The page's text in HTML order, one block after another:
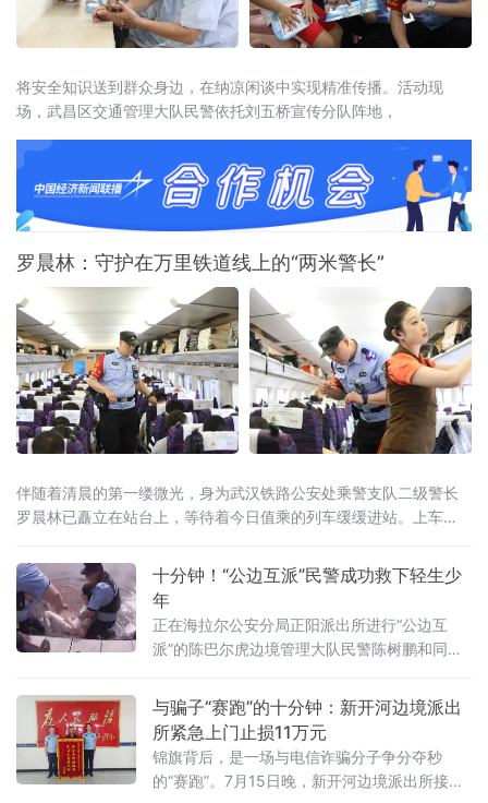
将安全知识送到群众身边，在纳凉闲谈中实现精准传播。活动现
场，武昌区交通管理大队民警依托刘五桥宣传分队阵地，
罗晨林：守护在万里铁道线上的“两米警长”
伴随着清晨的第一缕微光，身为武汉铁路公安处乘警支队二级警长
罗晨林已矗立在站台上，等待着今日值乘的列车缓缓进站。上车
进行工作对接......忙完这一切，他便在车头处立岗，而他两米的身高
让旁边的动车组列
十分钟！“公边互派”民警成功救下轻生少
年
正在海拉尔公安分局正阳派出所进行“公边互
派”的陈巴尔虎边境管理大队民警陈树鹏和同
紧急转接警：一名少年在河边打来电话，言语
间满是轻生念头，但具体位置无法确定。随
后，派出所迅速分组行动。一组调取沿河监控
进行人脸比对，另一组沿河岸线展开地毯式搜
寻，陈树鹏则拨通少年电话展开安抚引导。仅
与骗子“赛跑”的十分钟：新开河边境派出
所紧急上门止损11万元
锦旗背后，是一场与电信诈骗分子争分夺秒
的“赛跑”。7月15日晚，新开河边境派出所接到